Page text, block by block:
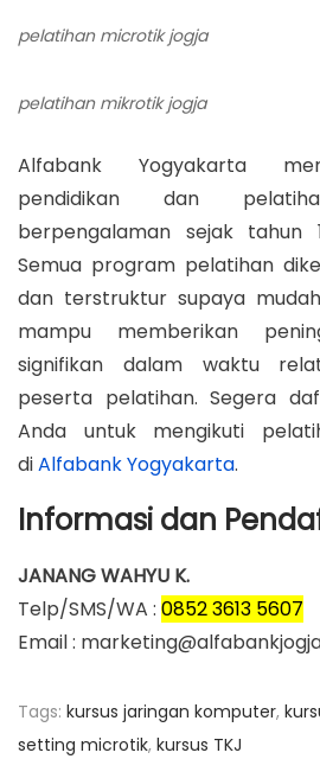
pelatihan microtik jogja
pelatihan mikrotik jogja
Alfabank Yogyakarta
pendidikan dan
berpengalaman sejak tahun
Semua program pelatihan
dan terstruktur supaya
mampu memberikan
signifikan dalam waktu
peserta pelatihan. Segera
Anda untuk mengikuti
diAlfabank Yogyakarta.
Informasi dan
JANANG WAHYU K.
Telp/SMS/WA : 0852 3613 5607
Email :
Tags: kursus jaringan komputer,
setting microtik, kursus TKJ